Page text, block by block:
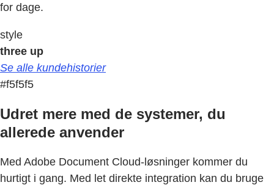
for dage.
style
three up
Se alle kundehistorier
#f5f5f5
Udret mere med de systemer, du
allerede anvender
Med Adobe Document Cloud-løsninger kommer du
hurtigt i gang. Med let direkte integration kan du bruge